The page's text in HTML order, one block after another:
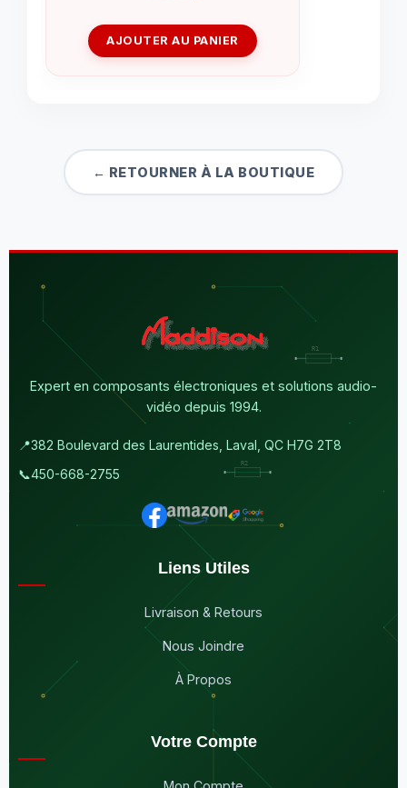
AJOUTER AU PANIER
← RETOURNER À LA BOUTIQUE
Expert en composants électroniques et solutions audio-
vidéo depuis 1994.
📍382 Boulevard des Laurentides, Laval, QC H7G 2T8
📞450-668-2755
Liens Utiles
Livraison & Retours
Nous Joindre
À Propos
Votre Compte